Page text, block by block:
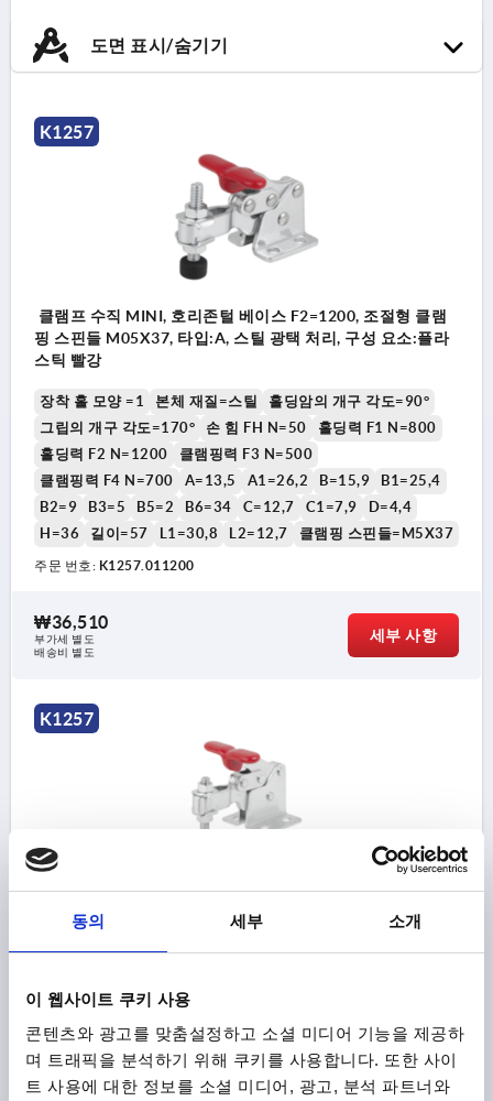
동의 세부 소개
이 웹사이트 쿠키 사용
콘텐츠와 광고를 맞춤설정하고 소셜 미디어 기능을 제공하
며 트래픽을 분석하기 위해 쿠키를 사용합니다. 또한 사이
트 사용에 대한 정보를 소셜 미디어, 광고, 분석 파트너와
도면 표시/숨기기
K1257
클램프 수직 MINI, 호리존털 베이스 F2=1200, 조절형 클램
핑 스핀들 M05X37, 타입:A, 스틸 광택 처리, 구성 요소:플라
스틱 빨강
장착 홀 모양 =1 본체 재질=스틸
홀딩암의 개구 각도=90°
그립의 개구 각도=170°
손 힘 FH N=50
홀딩력 F1 N=800
홀딩력 F2 N=1200
클램핑력 F3 N=500
클램핑력 F4 N=700
A=13,5 A1=26,2 B=15,9
B1=25,4
B2=9
B3=5 B5=2 B6=34 C=12,7 C1=7,9
D=4,4
H=36
길이=57 L1=30,8 L2=12,7 클램핑 스핀들=M5X37
주문 번호: K1257.011200
₩36,510
부가세 별도
배송비 별도
세부 사항
K1257
램핑 스핀들 M10X80, 타입:B, 스틸 광택 처리, 구성 요소:플
장착 홀 모양 =4 본체 재질=스틸
홀딩력 F1 N=1400
홀딩력 F2 N=3400
클램핑력 F3 N=800
클램핑력 F4 N=1800
A=39 A1=64,3 A3=31
B=38,1
B1=62,7
B2=18,3 B3=10,3 B5=3 B6=70 C=33,3